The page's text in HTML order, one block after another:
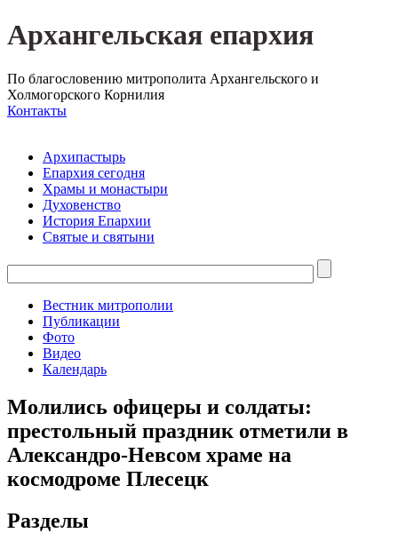
Архангельская епархия
По благословению митрополита Архангельского и
Холмогорского Корнилия
Контакты
Архипастырь
Епархия сегодня
Храмы и монастыри
Духовенство
История Епархии
Святые и святыни
Вестник митрополии
Публикации
Фото
Видео
Календарь
Молились офицеры и солдаты:
престольный праздник отметили в
Александро-Невсом храме на
космодроме Плесецк
Разделы